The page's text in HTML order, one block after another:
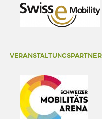
VERANSTALTUNGSPARTNER